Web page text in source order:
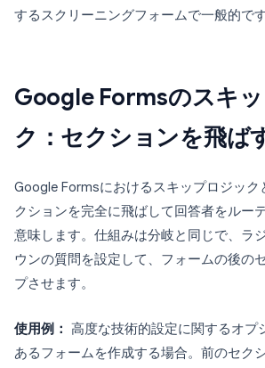
するスクリーニングフォームで一般的です
Google Formsのスキ
ク：セクションを飛ば
Google Formsにおけるスキップロジック
クションを完全に飛ばして回答者をルー
意味します。仕組みは分岐と同じで、ラ
ウンの質問を設定して、フォームの後の
プさせます。
使用例： 高度な技術的設定に関するオプ
あるフォームを作成する場合。前のセク